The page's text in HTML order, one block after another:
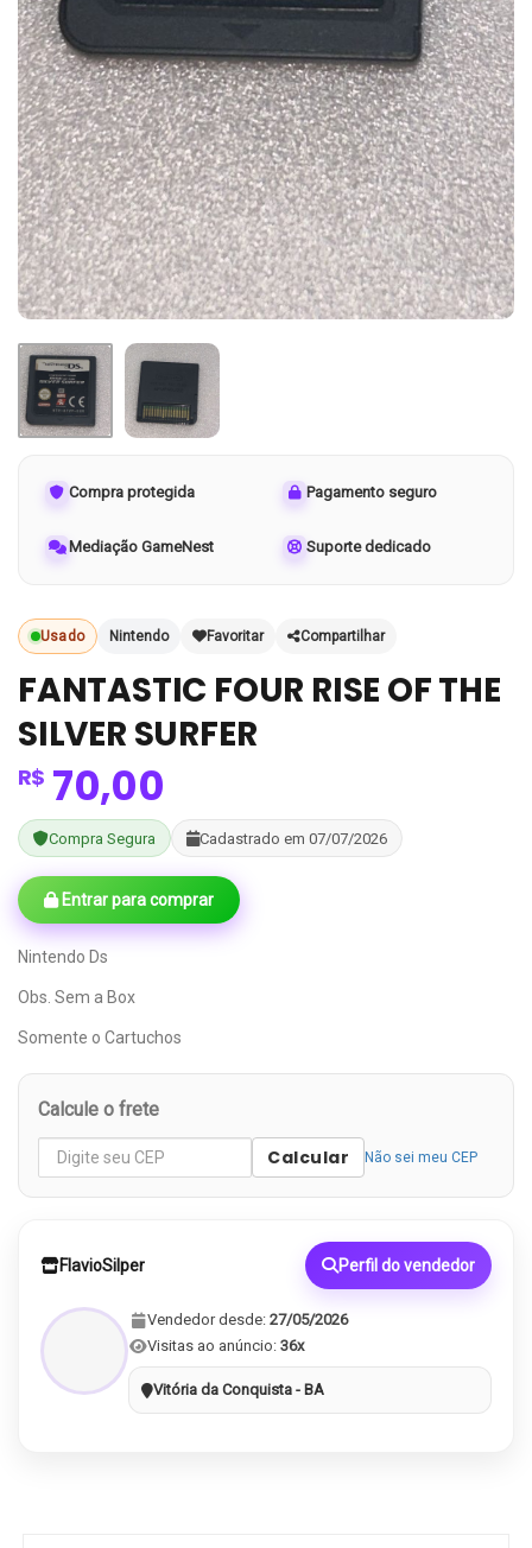
Compra protegida Pagamento seguro
Mediação GameNest Suporte dedicado
Usado Nintendo Favoritar Compartilhar
FANTASTIC FOUR RISE OF THE
SILVER SURFER
R$ 70,00
Compra Segura Cadastrado em 07/07/2026
Entrar para comprar
Nintendo Ds
Obs. Sem a Box
Somente o Cartuchos
Calcule o frete
Calcular Não sei meu CEP
FlavioSilper Perfil do vendedor
Vendedor desde: 27/05/2026
Visitas ao anúncio: 36x
Vitória da Conquista - BA